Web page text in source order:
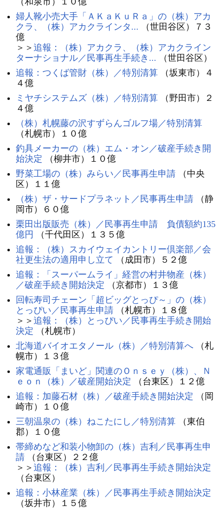
婦人靴小売大手「ＡＫａＫｕＲａ」の（株）アカ
クラ、（株）アカクラインタ... （世田谷区）７３
億
＞＞ 追報：（株）アカクラ、（株）アカクライン
ターナショナル／民事再生手続き... （世田谷区）
追報：つくば管財（株）／特別清算 （坂東市）４
４億
ミヤチシステムズ（株）／特別清算 （野田市）２
４億
（株）札幌藤の沢すずらんゴルフ場／特別清算
（札幌市）１０億
釣具メーカーの（株）エム・オン／破産手続き開
始決定 （柳井市）１０億
野菜工場の（株）みらい／民事再生申請 （中央
区）１１億
（株）ザ・サードプラネット／民事再生申請 （静
岡市）６０億
栗田出版販売（株）／民事再生申請 負債額約135
億円
（千代田区）１３５億
追報：（株）スカイウェイカントリー倶楽部／会
社更生法の適用申し立て （成田市）５２億
追報：「スーパームライ」経営の村井物産（株）
／破産手続き開始決定 （京都市）１３億
回転寿司チェーン「超ビッグとっぴ～」の（株）
とっぴい／民事再生申請 （札幌市）１８億
＞＞ 追報：（株）とっぴい／民事再生手続き開始
決定 （札幌市）
北海道バイオエタノール（株）／特別清算へ （札
幌市）１３億
家電通販「まいど」関連のＯｎｓｅｙ（株）、Ｎ
ｅｏｎ（株）／破産開始決定 （台東区）１２億
追報：加藤石材（株）／破産手続き開始決定 （岡
崎市）１０億
三朝温泉の（株）ねこたにし／特別清算 （東伯
郡）１０億
帯締めなど和装小物卸の（株）吉利／民事再生申
請 （台東区）２２億
＞＞ 追報：（株）吉利／民事再生手続き開始決定
（台東区）
追報：小林産業（株）／民事再生手続き開始決定
（坂井市）１５億